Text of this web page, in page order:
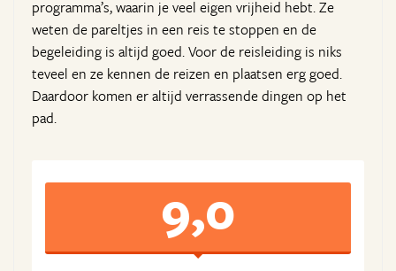
programma’s, waarin je veel eigen vrijheid hebt. Ze
weten de pareltjes in een reis te stoppen en de
begeleiding is altijd goed. Voor de reisleiding is niks
teveel en ze kennen de reizen en plaatsen erg goed.
Daardoor komen er altijd verrassende dingen op het
pad.
9,0